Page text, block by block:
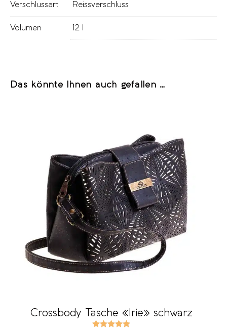
Verschlussart Reissverschluss
Volumen 12 l
Das könnte Ihnen auch gefallen …
Crossbody Tasche «Irie» schwarz